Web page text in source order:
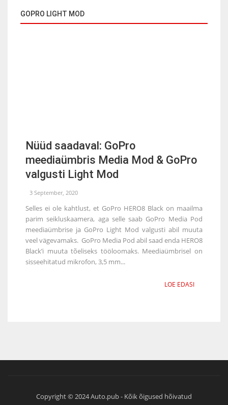
GOPRO LIGHT MOD
Nüüd saadaval: GoPro
meediaümbris Media Mod & GoPro
valgusti Light Mod
3 September, 2020
Selles ei ole kahtlust, et GoPro HERO8 Black on maailma
parim seikluskaamera, aga selle saab GoPro Media Pod
meediaümbrise ja GoPro Light Mod valgusti abil muuta
veel vägevamaks. GoPro Media Pod abil saad enda HERO8
Black’i muuta tõeliseks tööloomaks. Meediaümbrisel on
sisseehitatud mikrofon, 3,5 mm...
LOE EDASI
Copyright © 2024 Auto.pub - Kõik õigused hõivatud